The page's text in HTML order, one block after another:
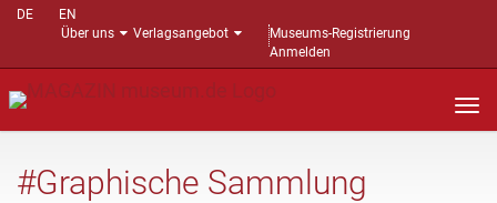
DE
EN
Über uns
Verlagsangebot
Museums-Registrierung
Anmelden
#Graphische Sammlung